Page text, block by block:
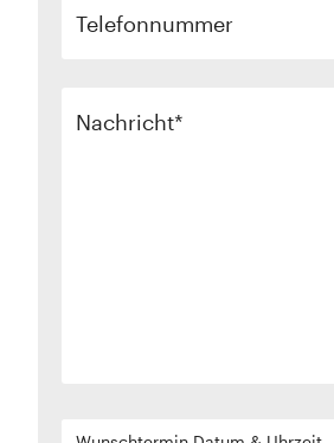
Telefonnummer
Nachricht